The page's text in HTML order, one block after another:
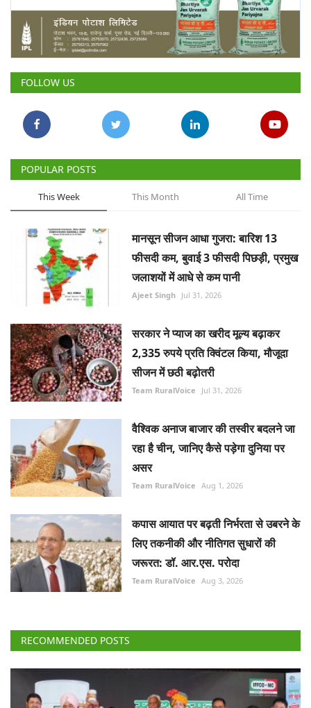
FOLLOW US
POPULAR POSTS
This Week This Month All Time
मानसून सीजन आधा गुजरा: बारिश 13
फीसदी कम, बुवाई 3 फीसदी पिछड़ी, प्रमुख
जलाशयों में आधे से कम पानी
Ajeet Singh Jul 31, 2026
सरकार ने प्याज का खरीद मूल्य बढ़ाकर
2,335 रुपये प्रति क्विंटल किया, मौजूदा
सीजन में छठी बढ़ोतरी
Team RuralVoice Jul 31, 2026
वैश्विक अनाज बाजार की तस्वीर बदलने जा
रहा है चीन, जानिए कैसे पड़ेगा दुनिया पर
असर
Team RuralVoice Aug 1, 2026
कपास आयात पर बढ़ती निर्भरता से उबरने के
लिए तकनीकी और नीतिगत सुधारों की
जरूरत: डॉ. आर.एस. परोदा
Team RuralVoice Aug 3, 2026
RECOMMENDED POSTS